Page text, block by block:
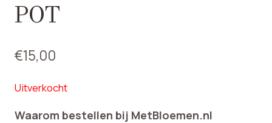
POT
€15,00
Uitverkocht
Waarom bestellen bij MetBloemen.nl